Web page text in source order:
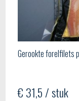
Gerookte forelfilets
€ 31,5 / stuk